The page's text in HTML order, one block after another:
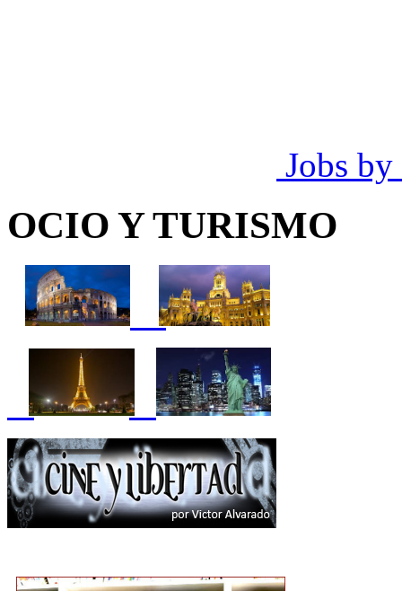
Jobs by
OCIO Y TURISMO